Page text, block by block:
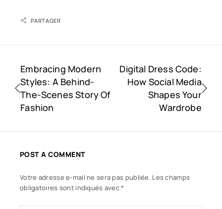
PARTAGER
Embracing Modern
Styles: A Behind-
The-Scenes Story Of
Fashion
Digital Dress Code:
How Social Media
Shapes Your
Wardrobe
POST A COMMENT
Votre adresse e-mail ne sera pas publiée. Les champs
obligatoires sont indiqués avec*